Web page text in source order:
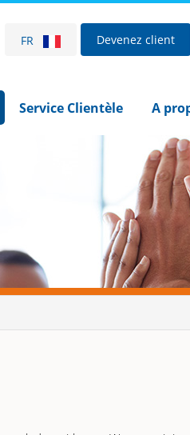
FR Devenez client
Service Clientèle A